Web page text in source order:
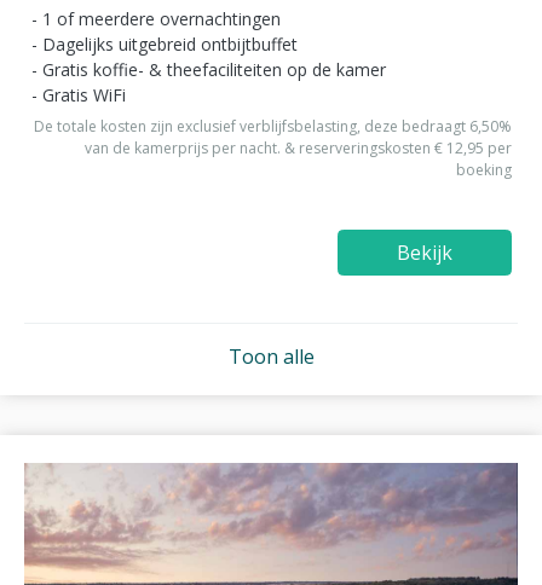
1 of meerdere overnachtingen
Dagelijks uitgebreid ontbijtbuffet
Gratis koffie- & theefaciliteiten op de kamer
Gratis WiFi
De totale kosten zijn exclusief verblijfsbelasting, deze bedraagt 6,50%
van de kamerprijs per nacht. & reserveringskosten € 12,95 per
boeking
Bekijk
Toon alle